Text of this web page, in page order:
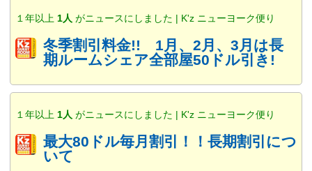
１年以上 1人 がニュースにしました | K'z ニューヨーク便り
冬季割引料金!! 1月、2月、3月は長
期ルームシェア全部屋50ドル引き!
１年以上 1人 がニュースにしました | K'z ニューヨーク便り
最大80ドル毎月割引！！長期割引につ
いて